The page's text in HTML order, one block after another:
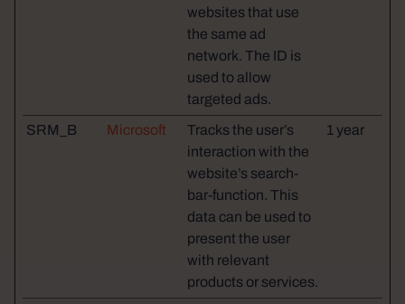
websites that use
the same ad
network. The ID is
used to allow
targeted ads.
SRM_B Microsoft
Tracks the user’s
interaction with the
website’s search-
bar-function. This
data can be used to
present the user
with relevant
products or services.
1 year